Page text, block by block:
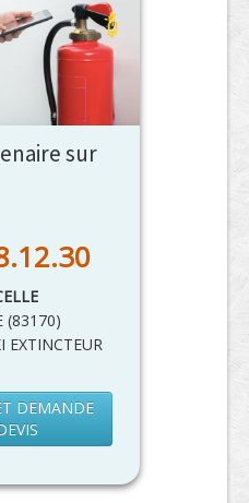
sur
(83170)
EXTINCTEUR
DEMANDE